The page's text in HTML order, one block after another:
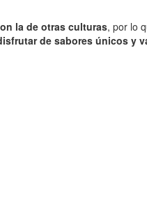
la de otras culturas, por lo
de sabores únicos y